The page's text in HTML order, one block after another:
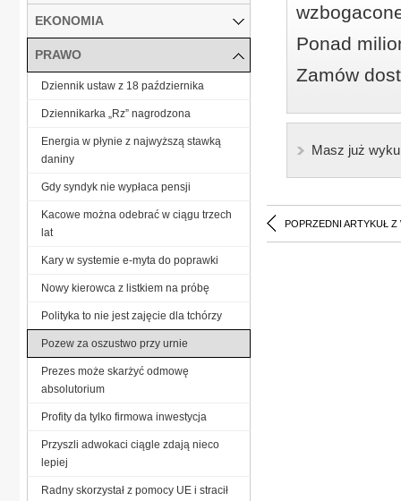
Ponad
Zamów
Masz już
POPRZEDNI ARTYKUŁ Z
EKONOMIA
PRAWO
Dziennik ustaw z 18 października
Dziennikarka „Rz” nagrodzona
Energia w płynie z najwyższą stawką
daniny
Gdy syndyk nie wypłaca pensji
Kacowe można odebrać w ciągu trzech
lat
Kary w systemie e-myta do poprawki
Nowy kierowca z listkiem na próbę
Polityka to nie jest zajęcie dla tchórzy
Pozew za oszustwo przy urnie
Prezes może skarżyć odmowę
absolutorium
Profity da tylko firmowa inwestycja
Przyszli adwokaci ciągle zdają nieco
lepiej
Radny skorzystał z pomocy UE i stracił